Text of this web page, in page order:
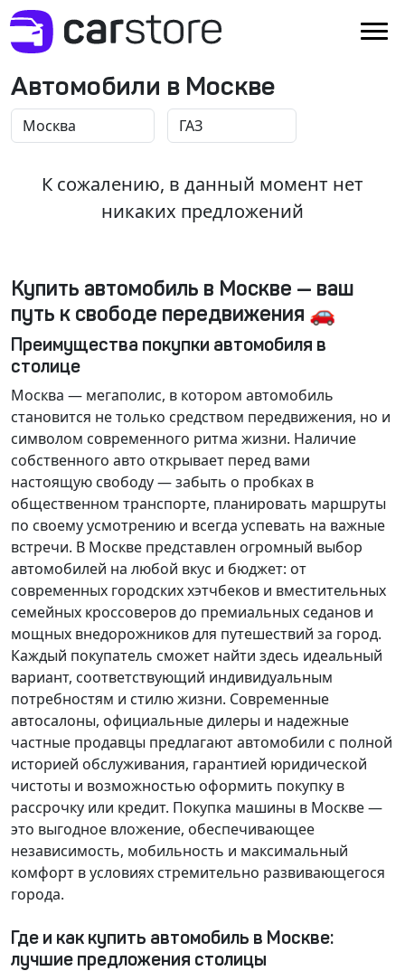
Автомобили в Москве
К сожалению, в данный момент нет
никаких предложений
Купить автомобиль в Москве — ваш
путь к свободе передвижения 🚗
Преимущества покупки автомобиля в
столице
Москва — мегаполис, в котором автомобиль
становится не только средством передвижения, но и
символом современного ритма жизни. Наличие
собственного авто открывает перед вами
настоящую свободу — забыть о пробках в
общественном транспорте, планировать маршруты
по своему усмотрению и всегда успевать на важные
встречи. В Москве представлен огромный выбор
автомобилей на любой вкус и бюджет: от
современных городских хэтчбеков и вместительных
семейных кроссоверов до премиальных седанов и
мощных внедорожников для путешествий за город.
Каждый покупатель сможет найти здесь идеальный
вариант, соответствующий индивидуальным
потребностям и стилю жизни. Современные
автосалоны, официальные дилеры и надежные
частные продавцы предлагают автомобили с полной
историей обслуживания, гарантией юридической
чистоты и возможностью оформить покупку в
рассрочку или кредит. Покупка машины в Москве —
это выгодное вложение, обеспечивающее
независимость, мобильность и максимальный
комфорт в условиях стремительно развивающегося
города.
Где и как купить автомобиль в Москве:
лучшие предложения столицы